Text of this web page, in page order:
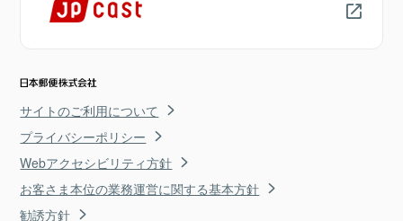
サイトのご利用について
プライバシーポリシー
Webアクセシビリティ方針
お客さま本位の業務運営に関する基本方針
勧誘方針